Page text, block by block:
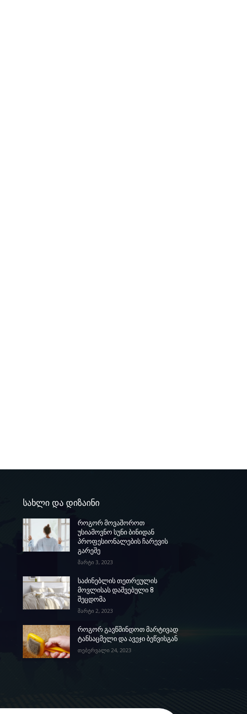
სახლი და დიზაინი
როგორ მოვაშოროთ
უსიამოვნო სუნი ბინიდან
პროფესიონალების ჩარევის
გარეშე
მარტი 3, 2023
საძინებლის თეთრეულის
მოვლისას დაშვებული 8
შეცდომა
მარტი 2, 2023
როგორ გავწმინდოთ მარტივად
ტანსაცმელი და ავეჯი ბეწვისგან
თებერვალი 24, 2023